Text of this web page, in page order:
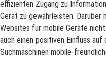
effizienten Zugang zu
Gerät zu gewährleisten. Darüber
Websites für mobile Geräte
auch einen positiven Einfluss auf
Suchmaschinen mobile-